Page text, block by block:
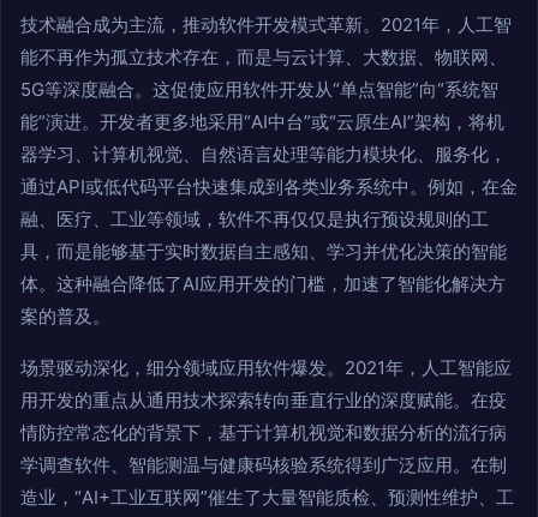
技术融合成为主流，推动软件开发模式革新。2021年，人工智
能不再作为孤立技术存在，而是与云计算、大数据、物联网、
5G等深度融合。这促使应用软件开发从“单点智能”向“系统智
能”演进。开发者更多地采用“AI中台”或“云原生AI”架构，将机
器学习、计算机视觉、自然语言处理等能力模块化、服务化，
通过API或低代码平台快速集成到各类业务系统中。例如，在金
融、医疗、工业等领域，软件不再仅仅是执行预设规则的工
具，而是能够基于实时数据自主感知、学习并优化决策的智能
体。这种融合降低了AI应用开发的门槛，加速了智能化解决方
案的普及。
场景驱动深化，细分领域应用软件爆发。2021年，人工智能应
用开发的重点从通用技术探索转向垂直行业的深度赋能。在疫
情防控常态化的背景下，基于计算机视觉和数据分析的流行病
学调查软件、智能测温与健康码核验系统得到广泛应用。在制
造业，“AI+工业互联网”催生了大量智能质检、预测性维护、工